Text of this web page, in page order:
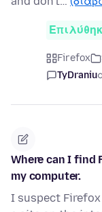
Firefox
TyDraniu
Where can I find
my computer.
I suspect